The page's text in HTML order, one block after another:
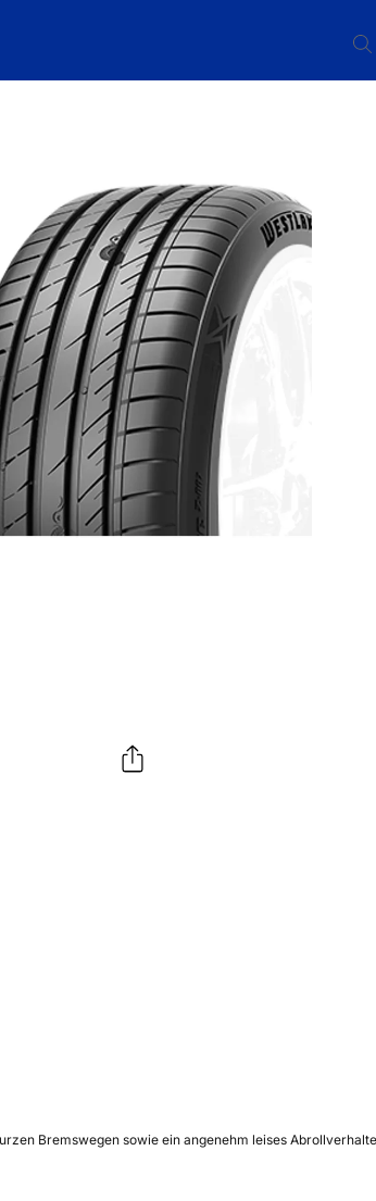
Bremswegen sowie ein angenehm leises